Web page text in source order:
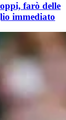
farò delle
immediato